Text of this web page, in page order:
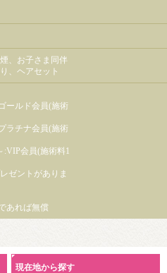
、お子さま同伴
、ヘアセット
ールド会員(施術
会員(施術
員(施術料1
ゼントがありま
あれば無償
現在地から探す